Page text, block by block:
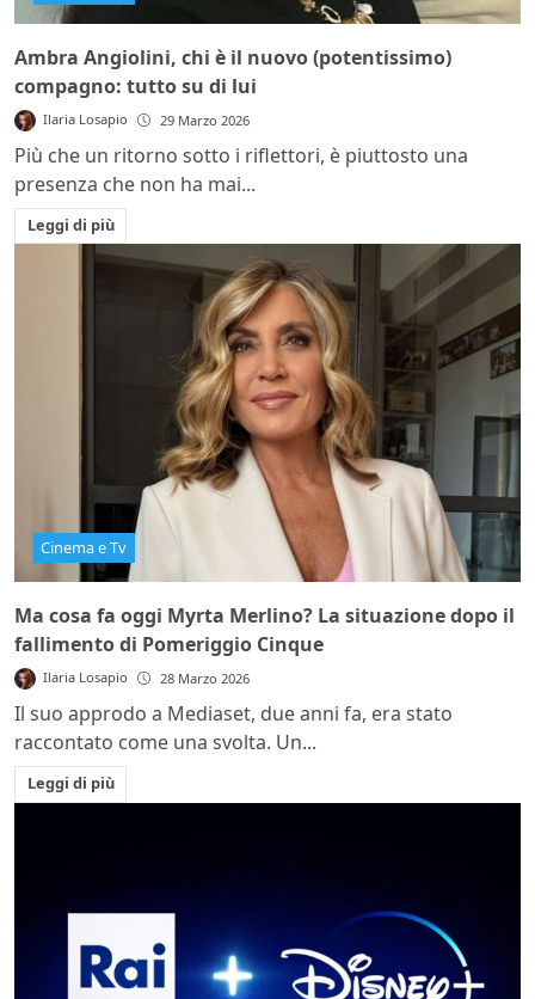
Ambra Angiolini, chi è il nuovo (potentissimo)
compagno: tutto su di lui
Ilaria Losapio 29 Marzo 2026
Più che un ritorno sotto i riflettori, è piuttosto una
presenza che non ha mai...
Leggi di più
Cinema e Tv
Ma cosa fa oggi Myrta Merlino? La situazione dopo il
fallimento di Pomeriggio Cinque
Ilaria Losapio 28 Marzo 2026
Il suo approdo a Mediaset, due anni fa, era stato
raccontato come una svolta. Un...
Leggi di più